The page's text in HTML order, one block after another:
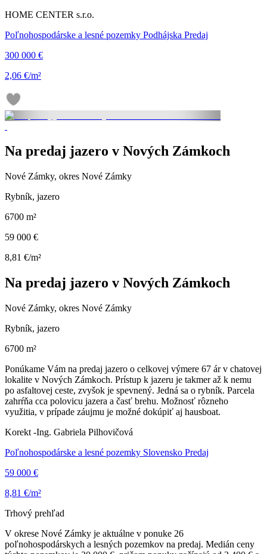
HOME CENTER s.r.o.
Poľnohospodárske a lesné pozemky Podhájska Predaj
300 000 €
2,06 €/m²
Na predaj jazero v Nových Zámkoch
Nové Zámky, okres Nové Zámky
Rybník, jazero
6700 m²
59 000 €
8,81 €/m²
Na predaj jazero v Nových Zámkoch
Nové Zámky, okres Nové Zámky
Rybník, jazero
6700 m²
Ponúkame Vám na predaj jazero o celkovej výmere 67 ár v chatovej
lokalite v Nových Zámkoch. Prístup k jazeru je takmer až k nemu
po asfaltovej ceste, zvyšok je spevnený. Jedná sa o rybník. Parcela
zahrŕňa cca polovicu jazera a časť brehu. Možnosť rôzneho
využitia, v prípade záujmu je možné dokúpiť aj hausboat.
Korekt -Ing. Gabriela Pilhovičová
Poľnohospodárske a lesné pozemky Slovensko Predaj
59 000 €
8,81 €/m²
Trhový prehľad
V okrese Nové Zámky je aktuálne v ponuke 26
poľnohospodárskych a lesných pozemkov na predaj. Medián ceny